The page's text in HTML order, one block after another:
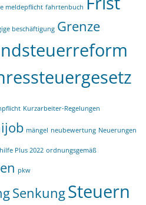
meldepflicht fahrtenbuch
beschäftigung Grenze
Kurzarbeiter-Regelungen
mängel neubewertung Neuerungen
Plus 2022 ordnungsgemäß
pkw
SenkungSteuern